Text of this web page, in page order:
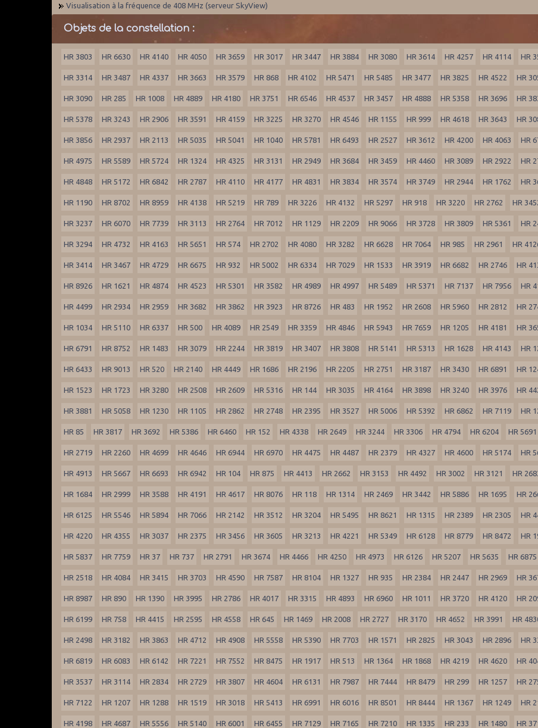
Visualisation à la fréquence de 408 MHz (serveur SkyView)
Objets de la constellation :
HR 3803 HR 6630 HR 4140 HR 4050 HR 3659 HR 3017 HR 3447 HR 3884 HR 3080 HR 3614 HR 4257 HR 4114 HR
HR 3314 HR 3487 HR 4337 HR 3663 HR 3579 HR 868 HR 4102 HR 5471 HR 5485 HR 3477 HR 3825 HR 4522 HR
HR 3090 HR 285 HR 1008 HR 4889 HR 4180 HR 3751 HR 6546 HR 4537 HR 3457 HR 4888 HR 5358 HR 3696 HR
HR 5378 HR 3243 HR 2906 HR 3591 HR 4159 HR 3225 HR 3270 HR 4546 HR 1155 HR 999 HR 4618 HR 3643 HR
HR 3856 HR 2937 HR 2113 HR 5035 HR 5041 HR 1040 HR 5781 HR 6493 HR 2527 HR 3612 HR 4200 HR 4063 HR
HR 4975 HR 5589 HR 5724 HR 1324 HR 4325 HR 3131 HR 2949 HR 3684 HR 3459 HR 4460 HR 3089 HR 2922 HR
HR 4848 HR 5172 HR 6842 HR 2787 HR 4110 HR 4177 HR 4831 HR 3834 HR 3574 HR 3749 HR 2944 HR 1762 HR
HR 1190 HR 8702 HR 8959 HR 4138 HR 5219 HR 789 HR 3226 HR 4132 HR 5297 HR 918 HR 3220 HR 2762 HR
HR 3237 HR 6070 HR 7739 HR 3113 HR 2764 HR 7012 HR 1129 HR 2209 HR 9066 HR 3728 HR 3809 HR 5361 HR
HR 3294 HR 4732 HR 4163 HR 5651 HR 574 HR 2702 HR 4080 HR 3282 HR 6628 HR 7064 HR 985 HR 2961 HR
HR 3414 HR 3467 HR 4729 HR 6675 HR 932 HR 5002 HR 6334 HR 7029 HR 1533 HR 3919 HR 6682 HR 2746 HR
HR 8926 HR 1621 HR 4874 HR 4523 HR 5301 HR 3582 HR 4989 HR 4997 HR 5489 HR 5371 HR 7137 HR 7956 HR
HR 4499 HR 2934 HR 2959 HR 3682 HR 3862 HR 3923 HR 8726 HR 483 HR 1952 HR 2608 HR 5960 HR 2812 HR
HR 1034 HR 5110 HR 6337 HR 500 HR 4089 HR 2549 HR 3359 HR 4846 HR 5943 HR 7659 HR 1205 HR 4181 HR
HR 6791 HR 8752 HR 1483 HR 3079 HR 2244 HR 3819 HR 3407 HR 3808 HR 5141 HR 5313 HR 1628 HR 4143 HR
HR 6433 HR 9013 HR 520 HR 2140 HR 4449 HR 1686 HR 2196 HR 2205 HR 2751 HR 3187 HR 3430 HR 6891 HR
HR 1523 HR 1723 HR 3280 HR 2508 HR 2609 HR 5316 HR 144 HR 3035 HR 4164 HR 3898 HR 3240 HR 3976 HR
HR 3881 HR 5058 HR 1230 HR 1105 HR 2862 HR 2748 HR 2395 HR 3527 HR 5006 HR 5392 HR 6862 HR 7119 HR
HR 85 HR 3817 HR 3692 HR 5386 HR 6460 HR 152 HR 4338 HR 2649 HR 3244 HR 3306 HR 4794 HR 6204 HR 5691
HR 2719 HR 2260 HR 4699 HR 4646 HR 6944 HR 6970 HR 4475 HR 4487 HR 2379 HR 4327 HR 4600 HR 5174 HR
HR 4913 HR 5667 HR 6693 HR 6942 HR 104 HR 875 HR 4413 HR 2662 HR 3153 HR 4492 HR 3002 HR 3121 HR
HR 1684 HR 2999 HR 3588 HR 4191 HR 4617 HR 8076 HR 118 HR 1314 HR 2469 HR 3442 HR 5886 HR 1695 HR
HR 6125 HR 5546 HR 5894 HR 7066 HR 2142 HR 3512 HR 3204 HR 5495 HR 8621 HR 1315 HR 2389 HR 2305 HR
HR 4220 HR 4355 HR 3037 HR 2375 HR 3456 HR 3605 HR 3213 HR 4221 HR 5349 HR 6128 HR 8779 HR 8472 HR
HR 5837 HR 7759 HR 37 HR 737 HR 2791 HR 3674 HR 4466 HR 4250 HR 4973 HR 6126 HR 5207 HR 5635 HR 6875
HR 2518 HR 4084 HR 3415 HR 3703 HR 4590 HR 7587 HR 8104 HR 1327 HR 935 HR 2384 HR 2447 HR 2969 HR
HR 8987 HR 890 HR 1390 HR 3995 HR 2786 HR 4017 HR 3315 HR 4893 HR 6960 HR 1011 HR 3720 HR 4120 HR
HR 6199 HR 758 HR 4415 HR 2595 HR 4558 HR 645 HR 1469 HR 2008 HR 2727 HR 3170 HR 4652 HR 3991 HR
HR 2498 HR 3182 HR 3863 HR 4712 HR 4908 HR 5558 HR 5390 HR 7703 HR 1571 HR 2825 HR 3043 HR 2896 HR
HR 6819 HR 6083 HR 6142 HR 7221 HR 7552 HR 8475 HR 1917 HR 513 HR 1364 HR 1868 HR 4219 HR 4620 HR
HR 3537 HR 3114 HR 2834 HR 2729 HR 3807 HR 4604 HR 6131 HR 7987 HR 7444 HR 8479 HR 299 HR 1257 HR
HR 7122 HR 1207 HR 1288 HR 1519 HR 3018 HR 5413 HR 6991 HR 6016 HR 8501 HR 8444 HR 1367 HR 1249 HR
HR 4198 HR 4687 HR 5556 HR 5140 HR 6001 HR 6455 HR 7129 HR 7165 HR 7210 HR 1335 HR 233 HR 1480 HR